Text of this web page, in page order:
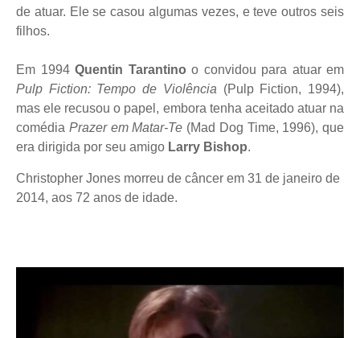
de atuar. Ele se casou algumas vezes, e teve outros seis
filhos.
Em 1994 Quentin Tarantino o convidou para atuar em
Pulp Fiction: Tempo de Violência (Pulp Fiction, 1994),
mas ele recusou o papel, embora tenha aceitado atuar na
comédia Prazer em Matar-Te (Mad Dog Time, 1996), que
era dirigida por seu amigo Larry Bishop.
Christopher Jones morreu de câncer em 31 de janeiro de
2014, aos 72 anos de idade.